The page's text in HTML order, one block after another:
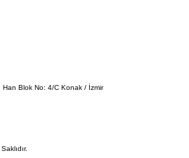
Blok No: 4/C Konak / İzmir